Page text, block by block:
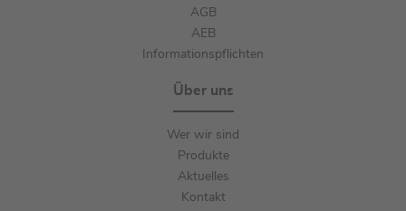
AGB
AEB
Informationspflichten
Über uns
Wer wir sind
Produkte
Aktuelles
Kontakt